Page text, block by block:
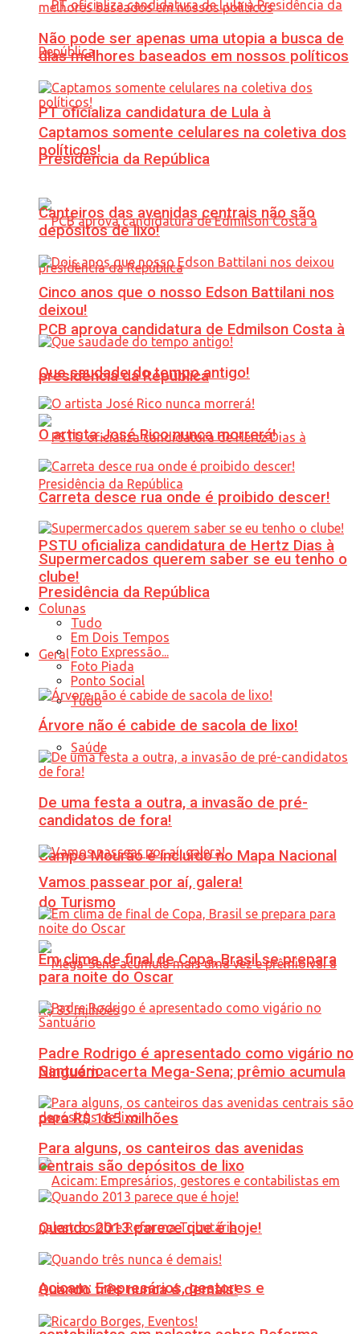
PT oficializa candidatura de Lula à
Presidência da República
PCB aprova candidatura de Edmilson Costa à
presidência da República
PSTU oficializa candidatura de Hertz Dias à
Presidência da República
Geral
Tudo
Saúde
Campo Mourão é incluído no Mapa Nacional
do Turismo
Ninguém acerta Mega-Sena; prêmio acumula
para R$ 165 milhões
Acicam: Empresários, gestores e
Não pode ser apenas uma utopia a busca de
dias melhores baseados em nossos políticos
Captamos somente celulares na coletiva dos
políticos!
Canteiros das avenidas centrais não são
depósitos de lixo!
Cinco anos que o nosso Edson Battilani nos
deixou!
Que saudade do tempo antigo!
O artista José Rico nunca morrerá!
Carreta desce rua onde é proibido descer!
Supermercados querem saber se eu tenho o
clube!
Colunas
Tudo
Em Dois Tempos
Foto Expressão...
Foto Piada
Ponto Social
Árvore não é cabide de sacola de lixo!
De uma festa a outra, a invasão de pré-
candidatos de fora!
Vamos passear por aí, galera!
Em clima de final de Copa, Brasil se prepara
para noite do Oscar
Padre Rodrigo é apresentado como vigário no
Santuário
Para alguns, os canteiros das avenidas
centrais são depósitos de lixo
Quando 2013 parece que é hoje!
Quando três nunca é demais!